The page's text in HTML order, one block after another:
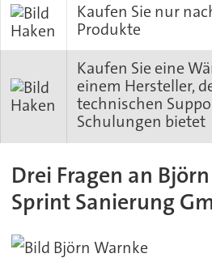
Kaufen Sie nur
Produkte
Kaufen Sie eine
einem Hersteller,
technischen
Schulungen bietet
Drei Fragen an
Sprint Sanierung